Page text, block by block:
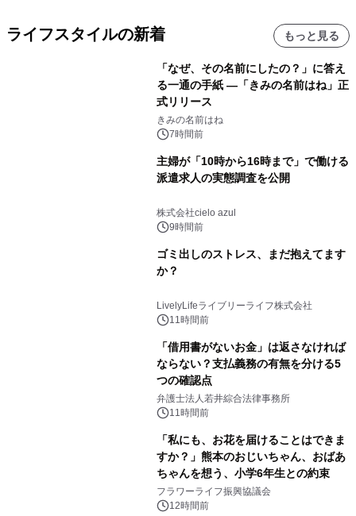
ライフスタイルの新着 もっと見る
「なぜ、その名前にしたの？」に答え
る一通の手紙 ―「きみの名前はね」正
式リリース
きみの名前はね
7時間前
主婦が「10時から16時まで」で働ける
派遣求人の実態調査を公開
株式会社cielo azul
9時間前
ゴミ出しのストレス、まだ抱えてます
か？
LivelyLifeライブリーライフ株式会社
11時間前
「借用書がないお金」は返さなければ
ならない？支払義務の有無を分ける5
つの確認点
弁護士法人若井綜合法律事務所
11時間前
「私にも、お花を届けることはできま
すか？」熊本のおじいちゃん、おばあ
ちゃんを想う、小学6年生との約束
フラワーライフ振興協議会
12時間前